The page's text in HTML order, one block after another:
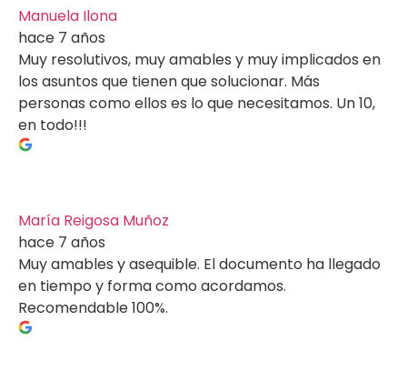
Manuela Ilona
hace 7 años
Muy resolutivos, muy amables y muy implicados en
los asuntos que tienen que solucionar. Más
personas como ellos es lo que necesitamos. Un 10,
en todo!!!
María Reigosa Muñoz
hace 7 años
Muy amables y asequible. El documento ha llegado
en tiempo y forma como acordamos.
Recomendable 100%.